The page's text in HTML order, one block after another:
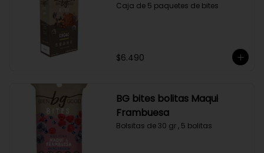
Caja de 5 paquetes de bites
$6.490
BG bites bolitas Maqui
Frambuesa
Bolsitas de 30 gr , 5 bolitas